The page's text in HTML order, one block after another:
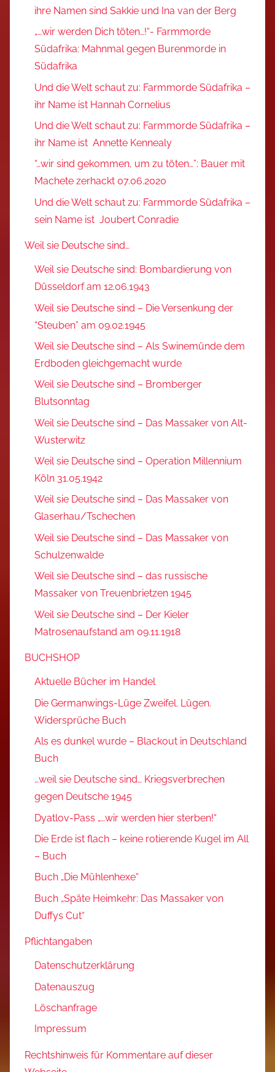
ihre Namen sind Sakkie und Ina van der Berg
„…wir werden Dich töten…!“- Farmmorde
Südafrika: Mahnmal gegen Burenmorde in
Südafrika
Und die Welt schaut zu: Farmmorde Südafrika –
ihr Name ist Hannah Cornelius
Und die Welt schaut zu: Farmmorde Südafrika –
ihr Name ist Annette Kennealy
“…wir sind gekommen, um zu töten…”: Bauer mit
Machete zerhackt 07.06.2020
Und die Welt schaut zu: Farmmorde Südafrika –
sein Name ist Joubert Conradie
Weil sie Deutsche sind…
Weil sie Deutsche sind: Bombardierung von
Düsseldorf am 12.06.1943
Weil sie Deutsche sind – Die Versenkung der
“Steuben” am 09.02.1945
Weil sie Deutsche sind – Als Swinemünde dem
Erdboden gleichgemacht wurde
Weil sie Deutsche sind – Bromberger
Blutsonntag
Weil sie Deutsche sind – Das Massaker von Alt-
Wusterwitz
Weil sie Deutsche sind – Operation Millennium
Köln 31.05.1942
Weil sie Deutsche sind – Das Massaker von
Glaserhau/Tschechen
Weil sie Deutsche sind – Das Massaker von
Schulzenwalde
Weil sie Deutsche sind – das russische
Massaker von Treuenbrietzen 1945
Weil sie Deutsche sind – Der Kieler
Matrosenaufstand am 09.11.1918
BUCHSHOP
Aktuelle Bücher im Handel
Die Germanwings-Lüge Zweifel. Lügen.
Widersprüche Buch
Als es dunkel wurde – Blackout in Deutschland
Buch
…weil sie Deutsche sind… Kriegsverbrechen
gegen Deutsche 1945
Dyatlov-Pass „…wir werden hier sterben!“
Die Erde ist flach – keine rotierende Kugel im All
– Buch
Buch „Die Mühlenhexe“
Buch „Späte Heimkehr: Das Massaker von
Duffys Cut“
Pflichtangaben
Datenschutzerklärung
Datenauszug
Löschanfrage
Impressum
Rechtshinweis für Kommentare auf dieser